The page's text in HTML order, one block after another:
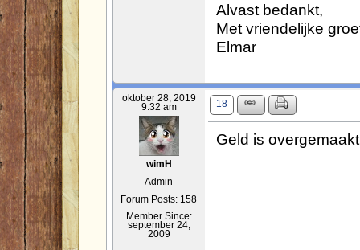
Alvast bedankt,
Met vriendelijke
Elmar
oktober 28, 2019
9:32 am
wimH
Admin
Forum Posts: 158
Member Since:
september 24,
2009
18
Geld is